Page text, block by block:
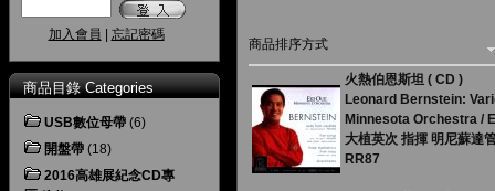
加入會員 忘記密碼
商品目錄 Categories
USB數位母帶 (6)
開盤帶 (18)
2016高雄展紀念CD專
商品排序方式
火熱伯恩斯坦 ( CD )
Leonard Bernstein:
Minnesota Orchestra /
大植英次 指揮 明尼蘇達
RR87